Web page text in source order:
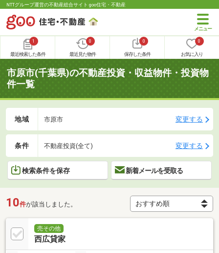
NTTグループ運営の不動産総合サイト goo住宅・不動産
1
最近検索した条件
0
最近見た物件
0
保存した条件
0
お気に入り
市原市(千葉県)の不動産投資・収益物件・投資物
件一覧
地域 市原市 変更する
条件 不動産投資(全て) 変更する
検索条件を保存 新着メールを受取る
10件が該当しました。
売その他
西広貸家